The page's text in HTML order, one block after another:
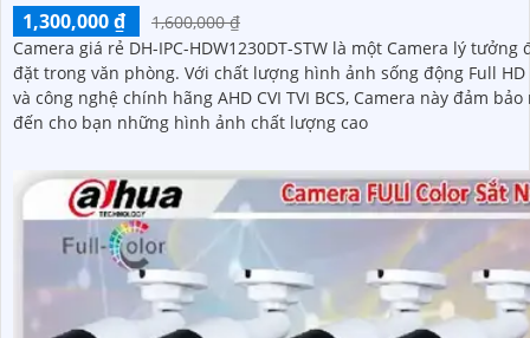
1,300,000 ₫
1,600,000 ₫
Camera giá rẻ DH-IPC-HDW1230DT-STW là một Camera lý tưởng
đặt trong văn phòng. Với chất lượng hình ảnh sống động Full HD 1080P
và công nghệ chính hãng AHD CVI TVI BCS, Camera này đảm bảo
đến cho bạn những hình ảnh chất lượng cao